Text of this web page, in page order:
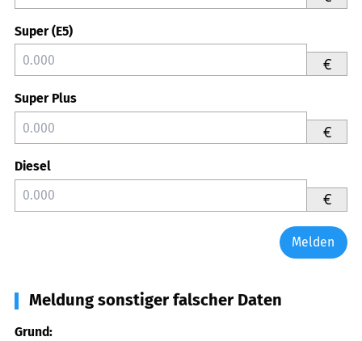
Super (E5)
€
Super Plus
€
Diesel
€
Melden
Meldung sonstiger falscher Daten
Grund: